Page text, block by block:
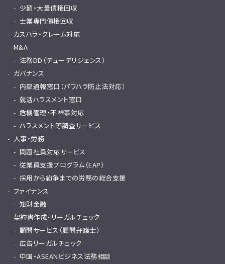
少額・大量債権回収
士業専門債権回収
カスハラ・クレーム対応
M&A
法務DD（デューデリジェンス）
ガバナンス
内部通報窓口（パワハラ防止法対応）
就活ハラスメント窓口
危機管理・不祥事対応
ハラスメント等調査サービス
人事・労務
問題社員対応サービス
従業員支援プログラム（EAP）
採用から紛争までの労務の総合支援
ファイナンス
知財金融
契約書作成･リーガルチェック
顧問サービス（顧問弁護士）
広告リーガルチェック
中国・ASEANビジネス法務相談